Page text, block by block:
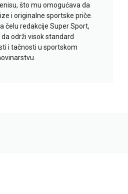
što mu omogućava da
i originalne sportske priče.
čelu redakcije Super Sport,
održi visok standard
i tačnosti u sportskom